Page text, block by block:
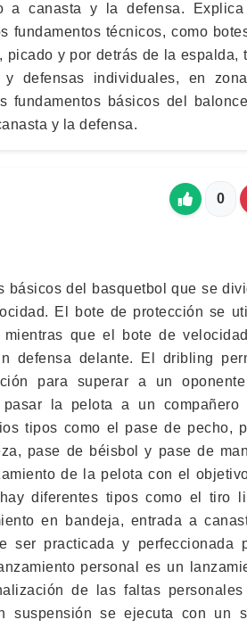
a canasta y la defensa.
fundamentos técnicos, como
y por detrás de la espalda,
defensas individuales, en
fundamentos básicos del
y la defensa.
0
básicos del basquetbol que se
El bote de protección se
que el bote de
defensa delante. El dribling
para superar a un
la pelota a un compañero
tipos como el pase de pecho,
pase de béisbol y pase de
de la pelota con el
diferentes tipos como el tiro
en bandeja, entrada a
ser practicada y perfeccionada
personal es un
de las faltas personales
suspensión se ejecuta con un